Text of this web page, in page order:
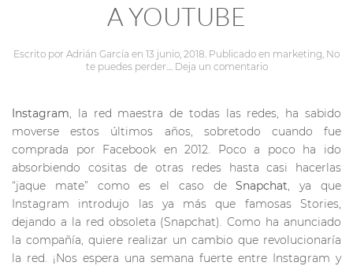
A YOUTUBE
Escrito por Adrián García en 13 junio, 2018. Publicado en marketing, No
te puedes perder.... Deja un comentario
Instagram, la red maestra de todas las redes, ha sabido
moverse estos últimos años, sobretodo cuando fue
comprada por Facebook en 2012. Poco a poco ha ido
absorbiendo cositas de otras redes hasta casi hacerlas
“jaque mate” como es el caso deSnapchat, ya que
Instagram introdujo las ya más que famosas Stories,
dejando a la red obsoleta (Snapchat). Como ha anunciado
la compañía, quiere realizar un cambio que revolucionaría
la red. ¡Nos espera una semana fuerte entre Instagram y